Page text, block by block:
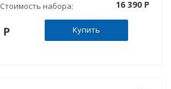
Стоимость набора: 16 390 P
P Купить